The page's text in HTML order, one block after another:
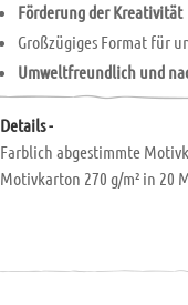
Förderung der Kreativität
Großzügiges Format für
Umweltfreundlich und
Details -
Farblich abgestimmte
Motivkarton 270 g/m² in 20